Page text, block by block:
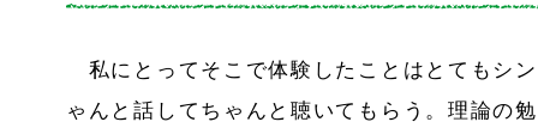
私にとってそこで体験したことはとてもシ
ゃんと話してちゃんと聴いてもらう。理論の